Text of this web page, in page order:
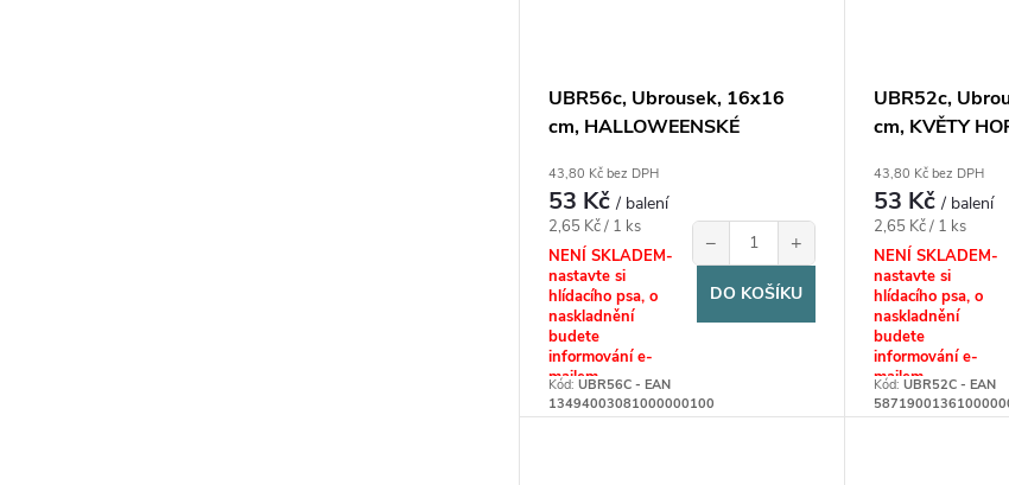
UBR56c, Ubrousek, 16x16
cm, HALLOWEENSKÉ
43,80 Kč bez DPH
53 Kč/ balení
Měrná
cena:
2,65 Kč / 1 ks
NENÍ SKLADEM-
nastavte si
hlídacího psa, o
naskladnění
budete
informování e-
mailem
− +
DO KOŠÍKU
Kód: UBR56C - EAN
13494003081000000100
UBR52c,
cm, KVĚTY
43,80 Kč bez DPH
53 Kč/ balení
Měrná
cena:
2,65 Kč / 1 ks
NENÍ SKLADEM-
nastavte si
hlídacího psa, o
naskladnění
budete
informování e-
mailem
Kód:UBR52C - EAN